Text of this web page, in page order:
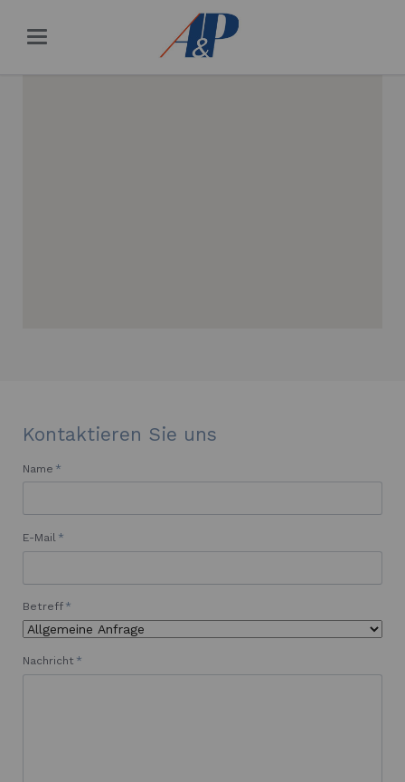
Kontaktieren Sie uns
Pflichtfeld
Name *
Pflichtfeld
E-Mail *
Pflichtfeld
Betreff *
Pflichtfeld
Nachricht *